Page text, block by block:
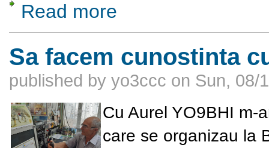
Read more
Sa facem cunostinta
published by yo3ccc on Sun, 08/
Cu Aurel YO9BHI m-
care se organizau la